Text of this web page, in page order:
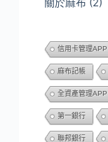
信用卡管理APP
麻布記帳
全資產管理APP
第一銀行
聯邦銀行